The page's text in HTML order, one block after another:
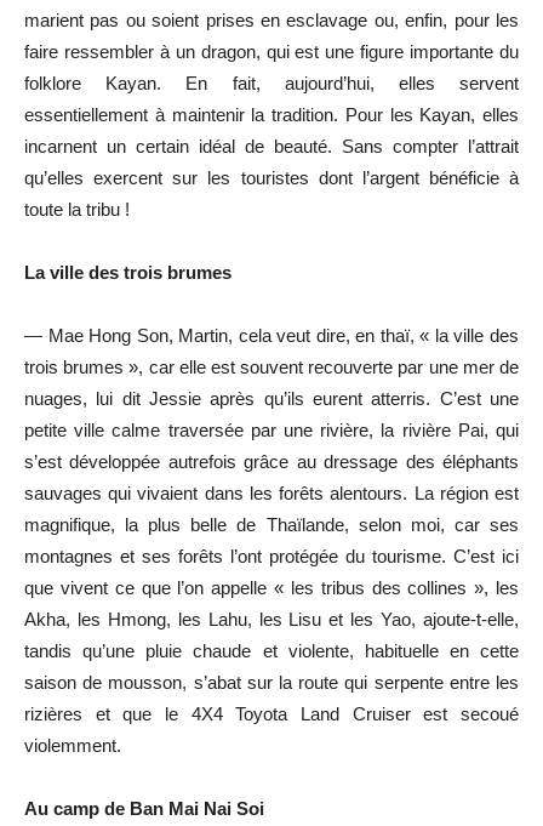
marient pas ou soient prises en esclavage ou, enfin, pour les
faire ressembler à un dragon, qui est une figure importante du
folklore Kayan. En fait, aujourd’hui, elles servent
essentiellement à maintenir la tradition. Pour les Kayan, elles
incarnent un certain idéal de beauté. Sans compter l’attrait
qu’elles exercent sur les touristes dont l’argent bénéficie à
toute la tribu !
La ville des trois brumes
— Mae Hong Son, Martin, cela veut dire, en thaï, « la ville des
trois brumes », car elle est souvent recouverte par une mer de
nuages, lui dit Jessie après qu’ils eurent atterris. C’est une
petite ville calme traversée par une rivière, la rivière Pai, qui
s’est développée autrefois grâce au dressage des éléphants
sauvages qui vivaient dans les forêts alentours. La région est
magnifique, la plus belle de Thaïlande, selon moi, car ses
montagnes et ses forêts l’ont protégée du tourisme. C’est ici
que vivent ce que l’on appelle « les tribus des collines », les
Akha, les Hmong, les Lahu, les Lisu et les Yao, ajoute-t-elle,
tandis qu’une pluie chaude et violente, habituelle en cette
saison de mousson, s’abat sur la route qui serpente entre les
rizières et que le 4X4 Toyota Land Cruiser est secoué
violemment.
Au camp de Ban Mai Nai Soi